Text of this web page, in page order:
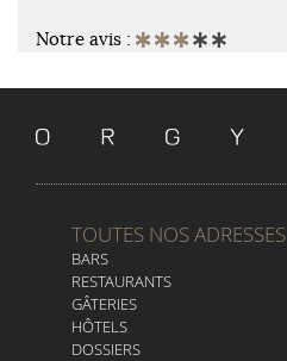
Notre avis :
TOUTES NOS ADRESSES
BARS
RESTAURANTS
GÂTERIES
HÔTELS
DOSSIERS